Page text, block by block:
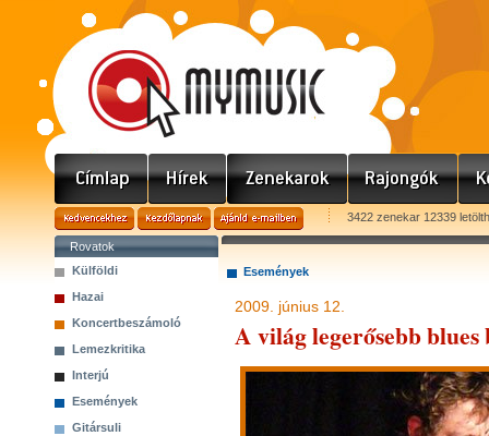
3422 zenekar 12339
Rovatok
Külföldi
Hazai
Koncertbeszámoló
Lemezkritika
Interjú
Események
Gitársuli
Események
2009. június 12.
A világ legerősebb